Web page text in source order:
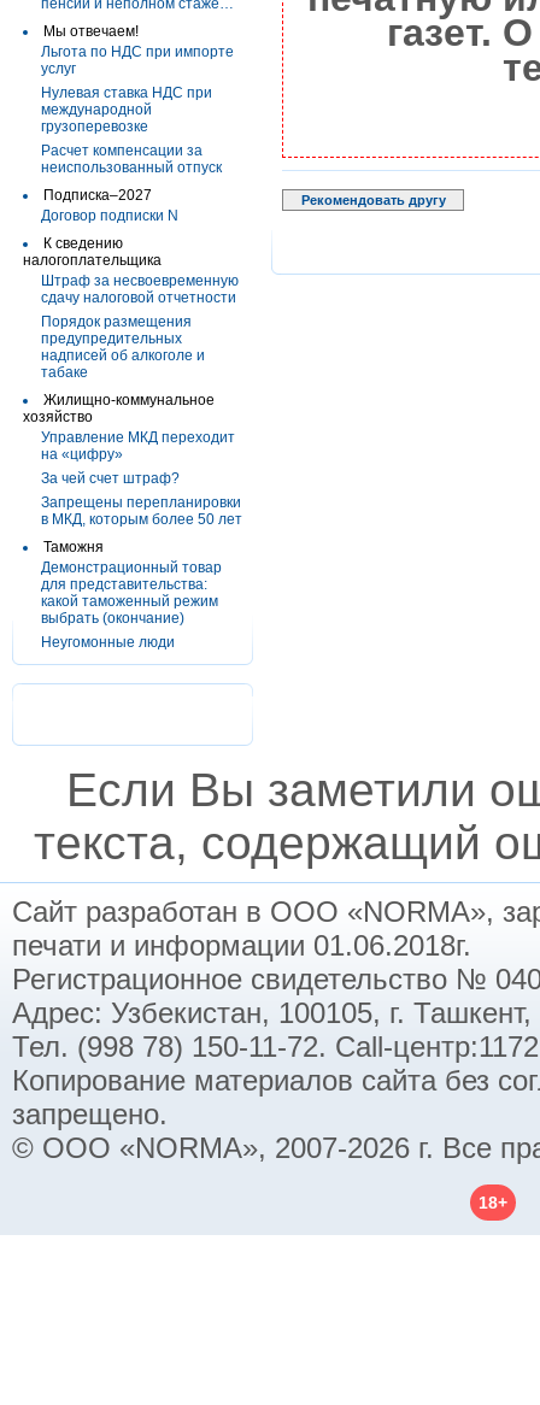
пенсии и неполном стаже…
Мы отвечаем!
Льгота по НДС при импорте
услуг
Нулевая ставка НДС при
международной
грузоперевозке
Расчет компенсации за
неиспользованный отпуск
Подписка–2027
Договор подписки N
К сведению
налогоплательщика
Штраф за несвоевременную
сдачу налоговой отчетности
Порядок размещения
предупредительных
надписей об алкоголе и
табаке
Жилищно-коммунальное
хозяйство
Управление МКД переходит
на «цифру»
За чей счет штраф?
Запрещены перепланировки
в МКД, которым более 50 лет
Таможня
Демонстрационный товар
для представительства:
какой таможенный режим
выбрать (окончание)
Неугомонные люди
газет.
Рекомендовать другу
Если Вы заметили
текста, содержащий
Сайт разработан в ООО «NORMA»,
печати и информации 01.06.2018г.
Регистрационное свидетельство №
Адрес: Узбекистан, 100105, г.
Тел. (998 78) 150-11-72. Call-
Копирование материалов сайта без
запрещено.
© ООО «NORMA», 2007-2026 г. Все
18+